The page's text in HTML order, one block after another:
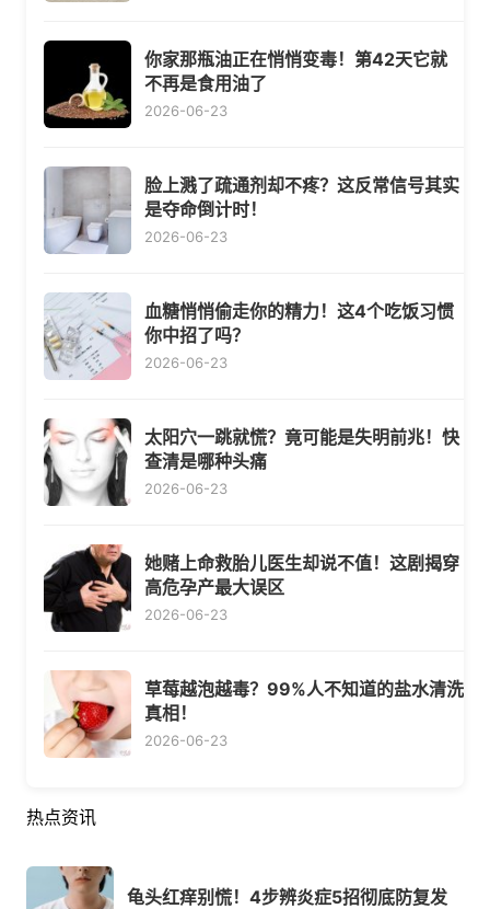
你家那瓶油正在悄悄变毒！第42天它就
不再是食用油了
2026-06-23
脸上溅了疏通剂却不疼？这反常信号其实
是夺命倒计时！
2026-06-23
血糖悄悄偷走你的精力！这4个吃饭习惯
你中招了吗？
2026-06-23
太阳穴一跳就慌？竟可能是失明前兆！快
查清是哪种头痛
2026-06-23
她赌上命救胎儿医生却说不值！这剧揭穿
高危孕产最大误区
2026-06-23
草莓越泡越毒？99%人不知道的盐水清洗
真相！
2026-06-23
热点资讯
龟头红痒别慌！4步辨炎症5招彻底防复发